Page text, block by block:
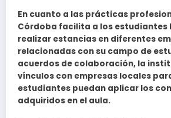
En cuanto a las prácticas
Córdoba facilita a los estudiantes
realizar estancias en diferentes
relacionadas con su campo de
acuerdos de colaboración, la
vínculos con empresas locales
estudiantes puedan aplicar los
adquiridos en el aula.